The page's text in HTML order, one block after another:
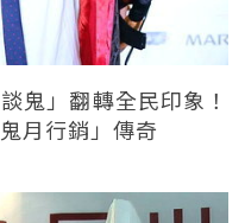
鬼」翻轉全民印象！
月行銷」傳奇